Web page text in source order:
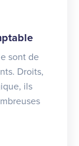
sont de
Droits,
ils